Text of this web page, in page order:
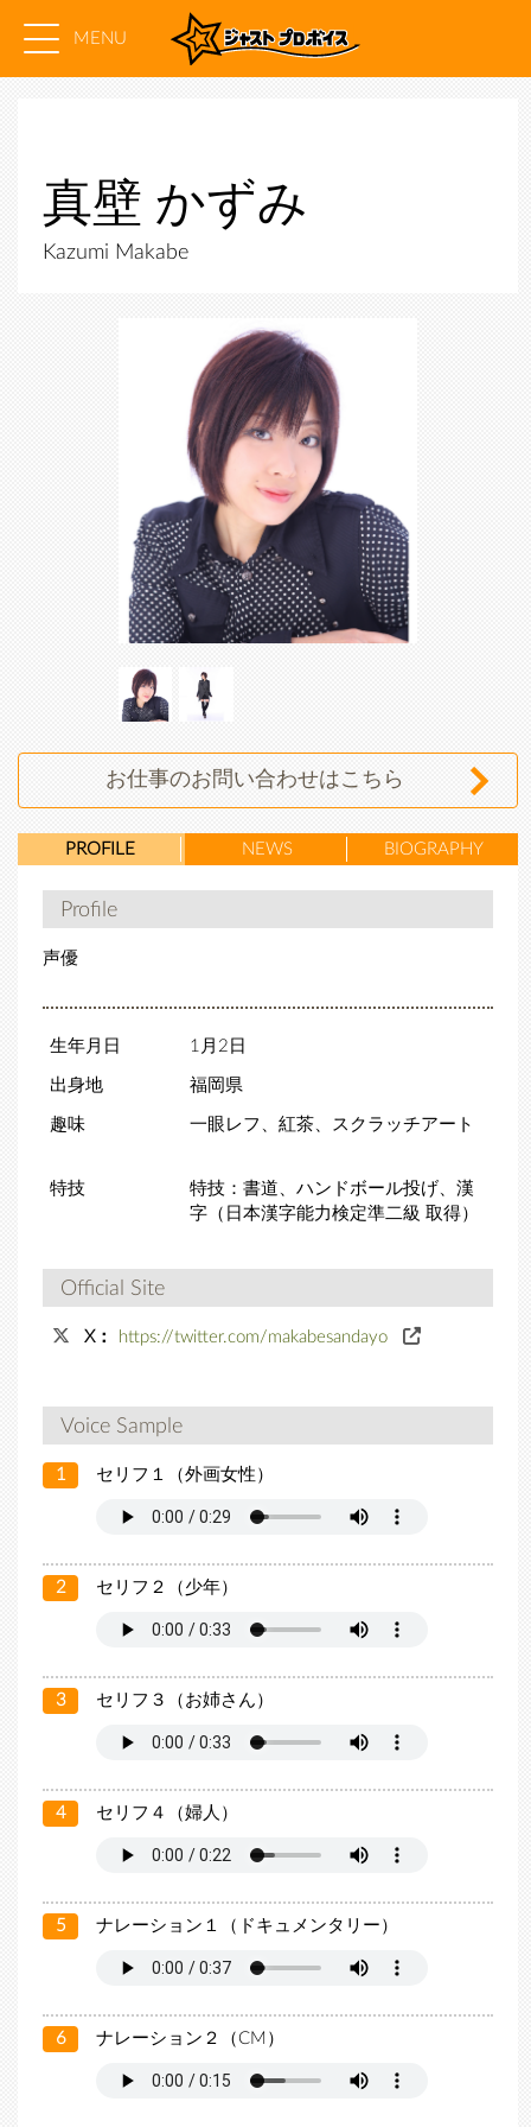
MENU
真壁 かずみ
Kazumi Makabe
かずみ かずみ
お仕事のお問い合わせはこちら
PROFILE NEWS BIOGRAPHY
Profile
声優
生年月日 1月2日
出身地 福岡県
趣味 一眼レフ、紅茶、スクラッチアート
特技
特技：書道、ハンドボール投げ、漢
字（日本漢字能力検定準二級 取得）
Official Site
X： https://twitter.com/makabesandayo
Voice Sample
1 セリフ１（外画女性）
2 セリフ２（少年）
3 セリフ３（お姉さん）
4 セリフ４（婦人）
5 ナレーション１（ドキュメンタリー）
6 ナレーション２（CM）